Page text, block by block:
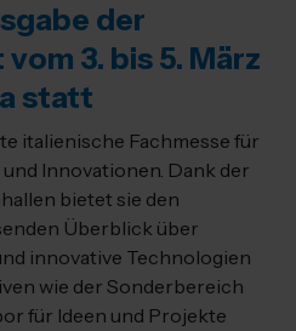
der
3. bis 5. März
statt
italienische Fachmesse für
Innovationen. Dank der
bietet sie den
Überblick über
innovative Technologien
wie der Sonderbereich
für Ideen und Projekte